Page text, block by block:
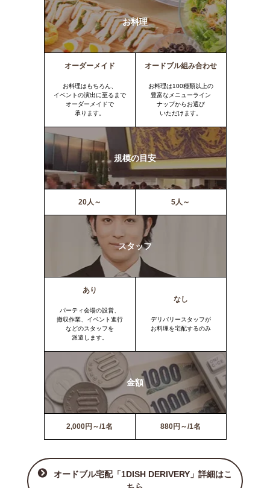
お料理
オーダーメイド
お料理はもちろん、
イベントの演出に至るまで
オーダーメイドで
承ります。
オードブル組み合わせ
お料理は100種類以上の
豊富なメニューライン
ナップからお選び
いただけます。
規模の目安
20人～ 5人～
スタッフ
あり
パーティ会場の設営、
撤収作業、イベント進行
などのスタッフを
派遣します。
なし
デリバリースタッフが
お料理を宅配するのみ
金額
2,000円～/1名 880円～/1名
オードブル宅配「1DISH DERIVERY」詳細はこ